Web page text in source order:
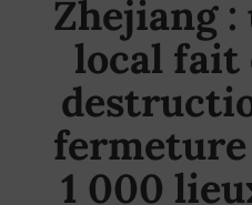
Zhejiang
local fait
fermeture
1 000